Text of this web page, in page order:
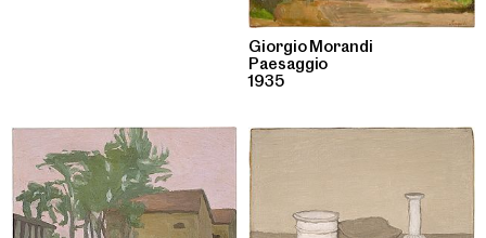
Giorgio Morandi
Paesaggio
1935